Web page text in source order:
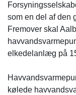
samt
Everllence
A.Enggaard
bygning til
som en del af den
Fremover skal
elkedelanlæg på
kølede